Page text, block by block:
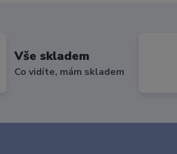
Vše skladem
Co vidíte, mám skladem